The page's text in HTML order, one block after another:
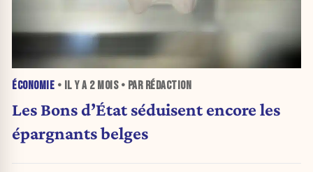
ÉCONOMIE • IL Y A 2 MOIS• PAR RÉDACTION
Les Bons d’État séduisent encore les
épargnants belges